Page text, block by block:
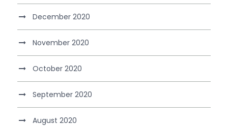
December 2020
November 2020
October 2020
September 2020
August 2020